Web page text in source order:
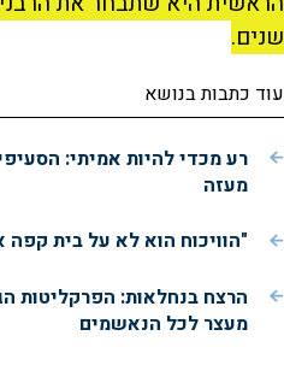
שנים.
עוד כתבות בנושא
רע מכדי להיות אמיתי:
מעזה
"הוויכוח הוא לא על בית
הרצח בנחלאות: הפרקליטות
מעצר לכל הנאשמים